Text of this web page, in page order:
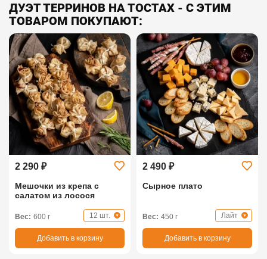
ДУЭТ ТЕРРИНОВ НА ТОСТАХ - С ЭТИМ
ТОВАРОМ ПОКУПАЮТ:
2 290 ₽
Мешочки из крепа с
салатом из лосося
Вес: 600 г 12 шт.
Добавить в корзину
2 490 ₽
Сырное плато
Вес: 450 г Лайт
Добавить в корзину